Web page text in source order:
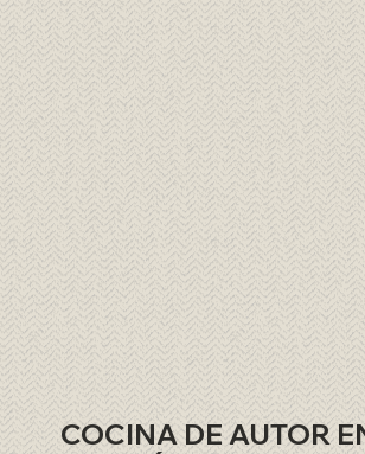
COCINA DE AUTOR